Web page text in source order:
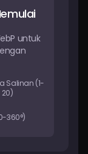
untuk
Salinan (1-
20)
360°)